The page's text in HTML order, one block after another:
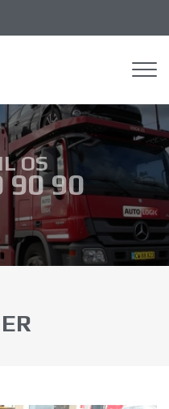
OS
90